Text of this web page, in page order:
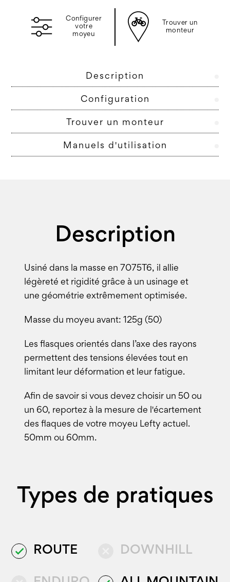
Configurer
votre
moyeu
Trouver un
monteur
Description
Configuration
Trouver un monteur
Manuels d'utilisation
Description
Usiné dans la masse en 7075T6, il allie
légèreté et rigidité grâce à un usinage et
une géométrie extrêmement optimisée.
Masse du moyeu avant: 125g (50)
Les flasques orientés dans l’axe des rayons
permettent des tensions élevées tout en
limitant leur déformation et leur fatigue.
Afin de savoir si vous devez choisir un 50 ou
un 60, reportez à la mesure de l'écartement
des flaques de votre moyeu Lefty actuel.
50mm ou 60mm.
Types de pratiques
done ROUTE DOWNHILL